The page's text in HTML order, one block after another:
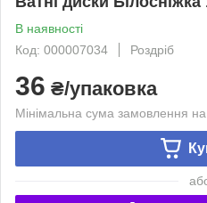
В наявності
Код: 000007034
Роздріб
36 ₴/упаковка
Мінімальна сума замовлення